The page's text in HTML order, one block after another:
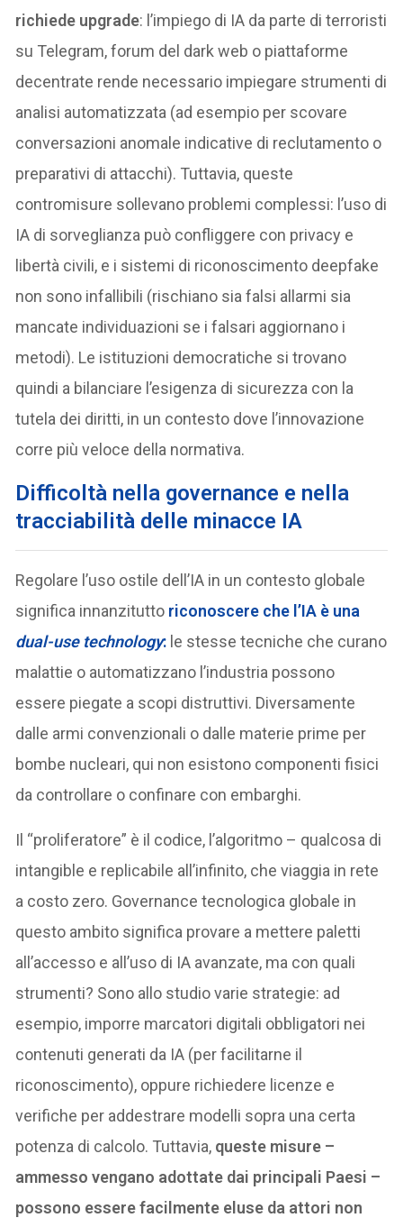
richiede upgrade: l’impiego di IA da parte di terroristi
su Telegram, forum del dark web o piattaforme
decentrate rende necessario impiegare strumenti di
analisi automatizzata (ad esempio per scovare
conversazioni anomale indicative di reclutamento o
preparativi di attacchi). Tuttavia, queste
contromisure sollevano problemi complessi: l’uso di
IA di sorveglianza può confliggere con privacy e
libertà civili, e i sistemi di riconoscimento deepfake
non sono infallibili (rischiano sia falsi allarmi sia
mancate individuazioni se i falsari aggiornano i
metodi). Le istituzioni democratiche si trovano
quindi a bilanciare l’esigenza di sicurezza con la
tutela dei diritti, in un contesto dove l’innovazione
corre più veloce della normativa.
Difficoltà nella governance e nella
tracciabilità delle minacce IA
Regolare l’uso ostile dell’IA in un contesto globale
significa innanzitutto riconoscere che l’IA è una
dual-use technology: le stesse tecniche che curano
malattie o automatizzano l’industria possono
essere piegate a scopi distruttivi. Diversamente
dalle armi convenzionali o dalle materie prime per
bombe nucleari, qui non esistono componenti fisici
da controllare o confinare con embarghi.
Il “proliferatore” è il codice, l’algoritmo – qualcosa di
intangible e replicabile all’infinito, che viaggia in rete
a costo zero. Governance tecnologica globale in
questo ambito significa provare a mettere paletti
all’accesso e all’uso di IA avanzate, ma con quali
strumenti? Sono allo studio varie strategie: ad
esempio, imporre marcatori digitali obbligatori nei
contenuti generati da IA (per facilitarne il
riconoscimento), oppure richiedere licenze e
verifiche per addestrare modelli sopra una certa
potenza di calcolo. Tuttavia, queste misure –
ammesso vengano adottate dai principali Paesi –
possono essere facilmente eluse da attori non